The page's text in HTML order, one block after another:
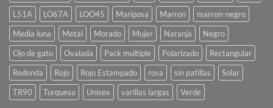
L51A
LO67A LOO45 Mariposa Marron
marron-negro
Media luna
Metal Morado Mujer Naranja
Negro
Ojo de gato
Ovalada Pack multiple Polarizado
Rectangular
Redonda
Rojo Rojo Estampado rosa sin patillas
Solar
TR90
Turquesa Unisex varillas largas Verde